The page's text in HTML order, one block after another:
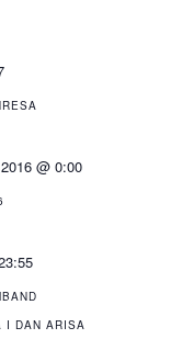
@ 0:00
I DAN ARISA